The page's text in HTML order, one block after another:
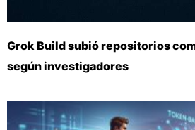
Grok Build subió repositorios
según investigadores